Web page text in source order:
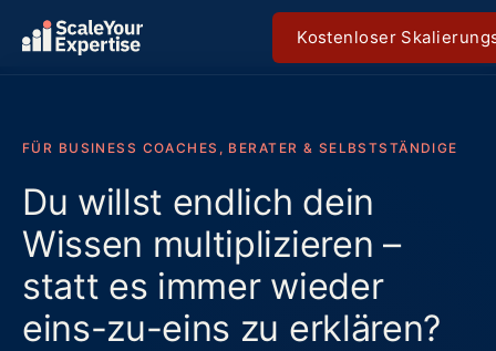
Kostenloser
FÜR BUSINESS COACHES, BERATER & SELBSTSTÄNDIGE
Du willst endlich dein
Wissen multiplizieren –
statt es immer wieder
eins-zu-eins zu erklären?